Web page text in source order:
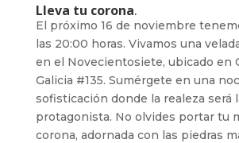
Lleva tu corona.
El próximo 16 de noviembre
las 20:00 horas. Vivamos una
en el Novecientosiete, ubicado en
Galicia #135. Sumérgete en una
sofisticación donde la realeza será
protagonista. No olvides portar tu
corona, adornada con las piedras